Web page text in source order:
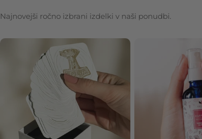
Najnovejši ročno izbrani izdelki v naši ponudbi.